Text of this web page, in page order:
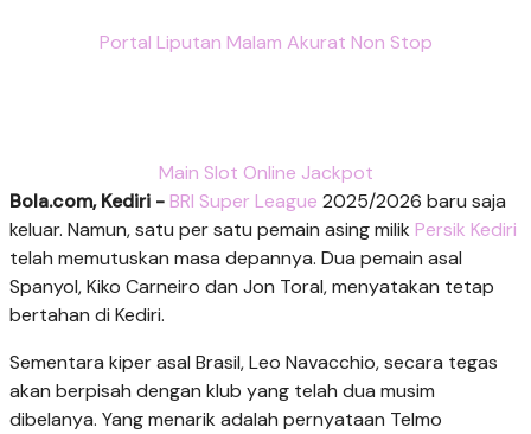
Portal Liputan Malam Akurat Non Stop
Main Slot Online Jackpot
Bola.com, Kediri -BRI Super League 2025/2026 baru saja
keluar. Namun, satu per satu pemain asing milik Persik Kediri
telah memutuskan masa depannya. Dua pemain asal
Spanyol, Kiko Carneiro dan Jon Toral, menyatakan tetap
bertahan di Kediri.
Sementara kiper asal Brasil, Leo Navacchio, secara tegas
akan berpisah dengan klub yang telah dua musim
dibelanya. Yang menarik adalah pernyataan Telmo